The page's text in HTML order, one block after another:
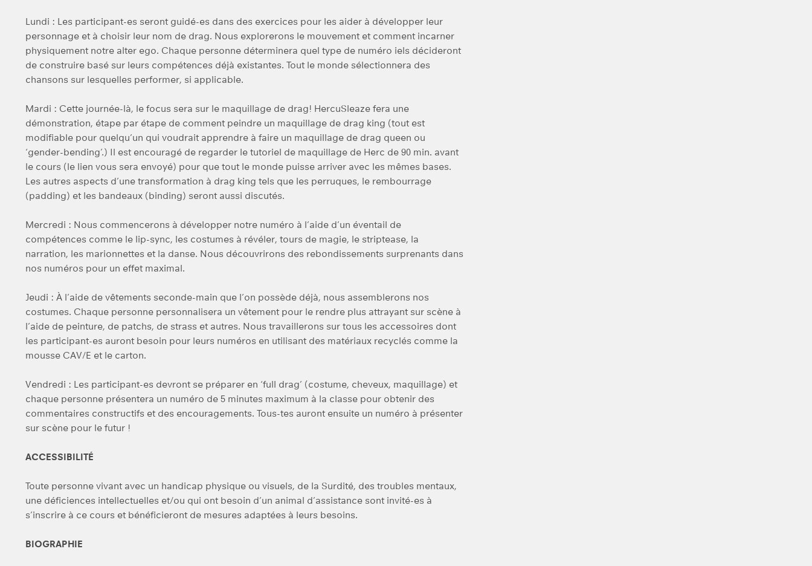
Lundi : Les participant-es seront guidé-es dans des exercices pour les aider à développer leur
personnage et à choisir leur nom de drag. Nous explorerons le mouvement et comment incarner
physiquement notre alter ego. Chaque personne déterminera quel type de numéro iels décideront
de construire basé sur leurs compétences déjà existantes. Tout le monde sélectionnera des
chansons sur lesquelles performer, si applicable.
Mardi : Cette journée-là, le focus sera sur le maquillage de drag! HercuSleaze fera une
démonstration, étape par étape de comment peindre un maquillage de drag king (tout est
modifiable pour quelqu’un qui voudrait apprendre à faire un maquillage de drag queen ou
‘gender-bending’.) Il est encouragé de regarder le tutoriel de maquillage de Herc de 90 min. avant
le cours (le lien vous sera envoyé) pour que tout le monde puisse arriver avec les mêmes bases.
Les autres aspects d’une transformation à drag king tels que les perruques, le rembourrage
(padding) et les bandeaux (binding) seront aussi discutés.
Mercredi : Nous commencerons à développer notre numéro à l’aide d’un éventail de
compétences comme le lip-sync, les costumes à révéler, tours de magie, le striptease, la
narration, les marionnettes et la danse. Nous découvrirons des rebondissements surprenants dans
nos numéros pour un effet maximal.
Jeudi : À l’aide de vêtements seconde-main que l’on possède déjà, nous assemblerons nos
costumes. Chaque personne personnalisera un vêtement pour le rendre plus attrayant sur scène à
l’aide de peinture, de patchs, de strass et autres. Nous travaillerons sur tous les accessoires dont
les participant-es auront besoin pour leurs numéros en utilisant des matériaux recyclés comme la
mousse CAV/E et le carton.
Vendredi : Les participant-es devront se préparer en ‘full drag’ (costume, cheveux, maquillage) et
chaque personne présentera un numéro de 5 minutes maximum à la classe pour obtenir des
commentaires constructifs et des encouragements. Tous-tes auront ensuite un numéro à présenter
sur scène pour le futur !
ACCESSIBILITÉ
Toute personne vivant avec un handicap physique ou visuels, de la Surdité, des troubles mentaux,
une déficiences intellectuelles et/ou qui ont besoin d’un animal d’assistance sont invité-es à
s’inscrire à ce cours et bénéficieront de mesures adaptées à leurs besoins.
BIOGRAPHIE